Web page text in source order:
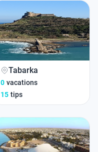
Tabarka
0 vacations
15 tips